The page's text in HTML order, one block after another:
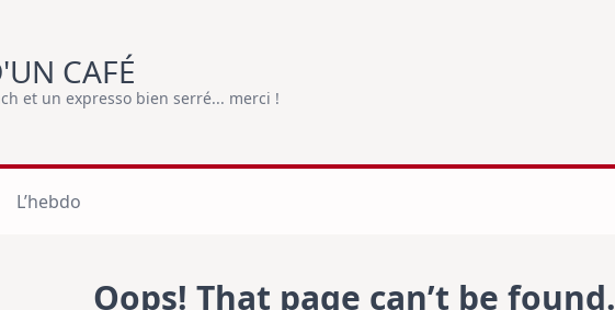
CAFÉ
et un expresso bien serré... merci !
L’hebdo
Oops! That page can’t be found.